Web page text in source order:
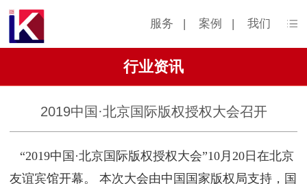
服务 | 案例 | 我们
行业资讯
2019中国·北京国际版权授权大会召开
“2019中国·北京国际版权授权大会”10月20日在北京
友谊宾馆开幕。 本次大会由中国国家版权局支持，国